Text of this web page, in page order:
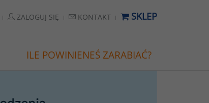
ZALOGUJ SIĘ KONTAKT SKLEP
ILE POWINIENEŚ ZARABIAĆ?